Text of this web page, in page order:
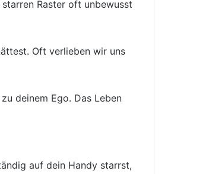
Raster oft unbewusst
Oft verlieben wir uns
deinem Ego. Das Leben
auf dein Handy starrst,